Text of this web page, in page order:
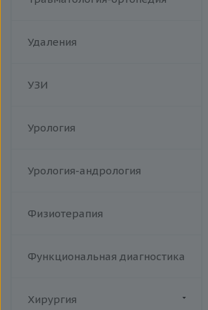
Удаления
УЗИ
Урология
Урология-андрология
Физиотерапия
Функциональная диагностика
Хирургия